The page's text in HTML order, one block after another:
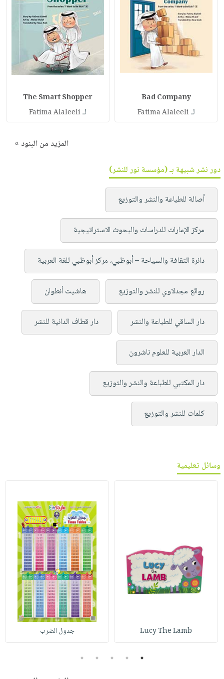
Bad Company
لـFatima Alaleeli
The Smart Shopper
لـFatima Alaleeli
المزيد من البنود »
دور نشر شبيهة بـ (مؤسسة نور للنشر)
أصالة للطباعة والنشر والتوزيع
مركز الإمارات للدراسات والبحوث الاستراتيجية
دائرة الثقافة والسياحة – أبوظبي، مركز أبوظبي للغة العربية
روائع مجدلاوي للنشر والتوزيع هاشيت أنطوان
دار الساقي للطباعة والنشر دار قطاف الدانية للنشر
الدار العربية للعلوم ناشرون
دار المكتبي للطباعة والنشر والتوزيع
كلمات للنشر والتوزيع
وسائل تعليمية
Lucy The Lamb جدول الضرب
1
2
3
4
5